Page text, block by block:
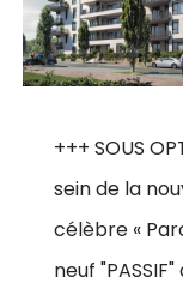
+++ SOUS
sein de la
célèbre «
neuf